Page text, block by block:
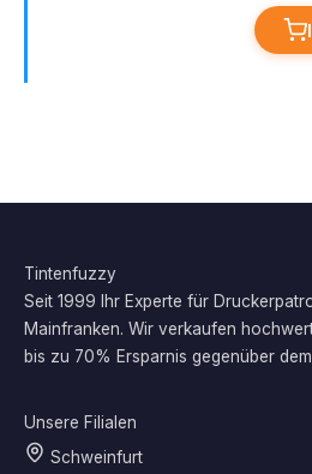
Tintenfuzzy
Seit 1999 Ihr Experte für
Mainfranken. Wir verkaufen
bis zu 70% Ersparnis gegenüber
Unsere Filialen
Schweinfurt